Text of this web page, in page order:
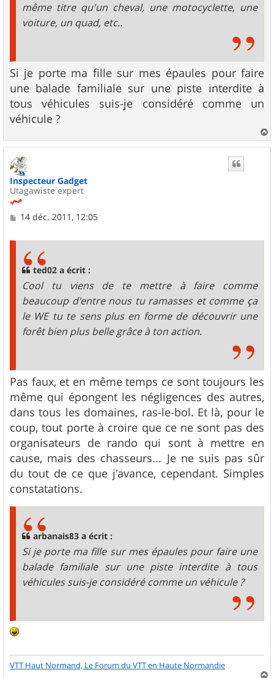
même titre qu'un cheval, une motocyclette, une
voiture, un quad, etc..
Si je porte ma fille sur mes épaules pour faire
une balade familiale sur une piste interdite à
tous véhicules suis-je considéré comme un
véhicule ?
a
Inspecteur Gadget
Utagawiste expert
M14 déc. 2011, 12:05
ted02 a écrit :
Cool tu viens de te mettre à faire comme
beaucoup d'entre nous tu ramasses et comme ça
le WE tu te sens plus en forme de découvrir une
forêt bien plus belle grâce à ton action.
Pas faux, et en même temps ce sont toujours les
même qui épongent les négligences des autres,
dans tous les domaines, ras-le-bol. Et là, pour le
coup, tout porte à croire que ce ne sont pas des
organisateurs de rando qui sont à mettre en
cause, mais des chasseurs... Je ne suis pas sûr
du tout de ce que j'avance, cependant. Simples
constatations.
arbanais83 a écrit :
Si je porte ma fille sur mes épaules pour faire une
balade familiale sur une piste interdite à tous
véhicules suis-je considéré comme un véhicule ?
VTT Haut Normand, Le Forum du VTT en Haute Normandie